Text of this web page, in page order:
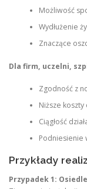
Możliwość
Wydłużenie
Znaczące
Dla firm, uczelni,
Zgodność z
Niższe
Ciągłość
Podniesienie
Przykłady
Przypadek 1: